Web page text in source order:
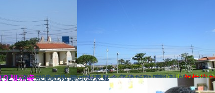
どもたちの顔が小さく見えちゃうぐらい高くあがりま
字を書くだけでなく、好きなキャラクターや先生の似顔
何枚もかき、 「見て見て～～！」と友達同士で見せ合ったり、先生に見
組む姿も見られました 楽しく活動に取り組み、個性豊